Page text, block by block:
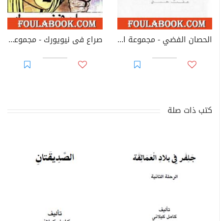
الحصان الفضي - مجموعة الشياطين ال 13 صراع فى نيويورك - مجموعة الشياطين ال 13
كتب ذات صلة